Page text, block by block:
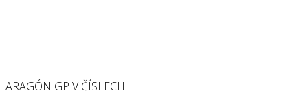
ARAGÓN GP V ČÍSLECH